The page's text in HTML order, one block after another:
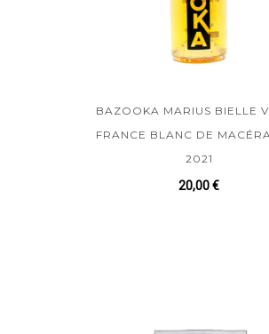
BAZOOKA MARIUS BIELLE
FRANCE BLANC DE
2021
20,00€